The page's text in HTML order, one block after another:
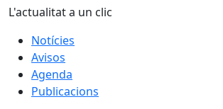
L'actualitat a un clic
Notícies
Avisos
Agenda
Publicacions